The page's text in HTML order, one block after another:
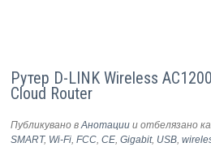
Рутер D-LINK Wireless
Cloud Router
Публикувано вАнотации и отбелязано
SMART, Wi-Fi,FCC,CE,Gigabit, USB,